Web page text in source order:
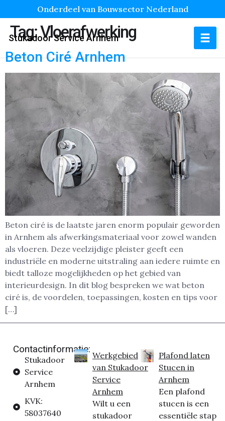
Onderdeel van Bouwsector Nederland
Stukadoor Service Arnhem
Tag:Vloerafwerking
Beton Ciré Arnhem
Beton ciré is de laatste jaren enorm populair geworden
in Arnhem als afwerkingsmateriaal voor zowel wanden
als vloeren. Deze veelzijdige pleister geeft een
industriële en moderne uitstraling aan iedere ruimte en
biedt talloze mogelijkheden op het gebied van
interieurdesign. In dit blog bespreken we wat beton
ciré is, de voordelen, toepassingen, kosten en tips voor
[…]
Contactinformatie:
Stukadoor
Service
Arnhem
KVK:
58037640
Werkgebied
van Stukadoor
Service
Arnhem
Wilt u een
stukadoor
Plafond laten
Stucen in
Arnhem
Een plafond
stucen is een
essentiële stap